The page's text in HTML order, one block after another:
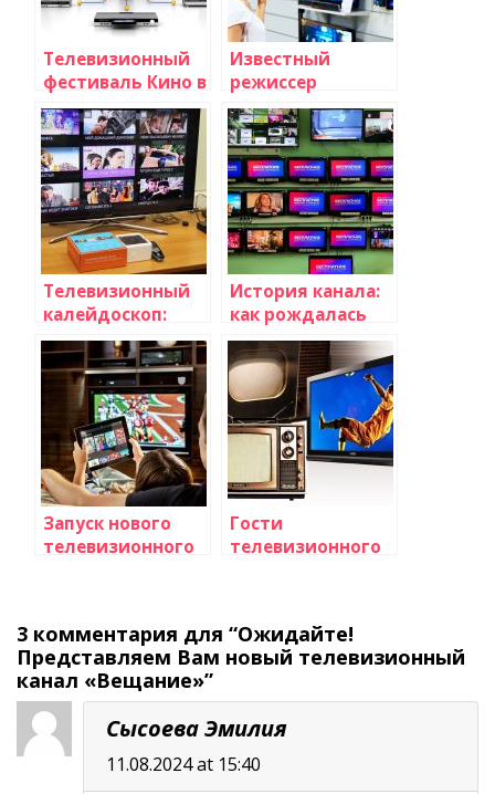
Телевизионный
фестиваль Кино в
эфире
Известный
режиссер
выпустит новый
фильм для
телевидения
Телевизионный
калейдоскоп:
искусство и
культура на
экране
История канала:
как рождалась
телевизионная
сеть
Запуск нового
телевизионного
Гости
телевизионного
экране?
3 комментария для “Ожидайте!
Представляем Вам новый телевизионный
канал «Вещание»”
Сысоева Эмилия
11.08.2024 at 15:40